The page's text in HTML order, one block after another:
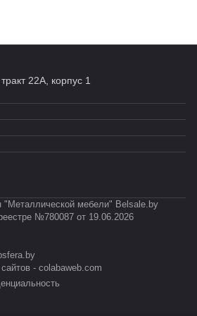
22А, корпус 1
"Металлической мебели" Belsale.by
№780087 от 19.06.2026
- colabaweb.com